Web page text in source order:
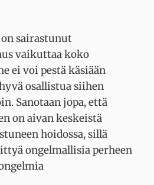
on sairastunut
vaikuttaa koko
ei voi pestä käsiään
osallistua siihen
Sanotaan jopa, että
on aivan keskeistä
hoidossa, sillä
ongelmallisia perheen